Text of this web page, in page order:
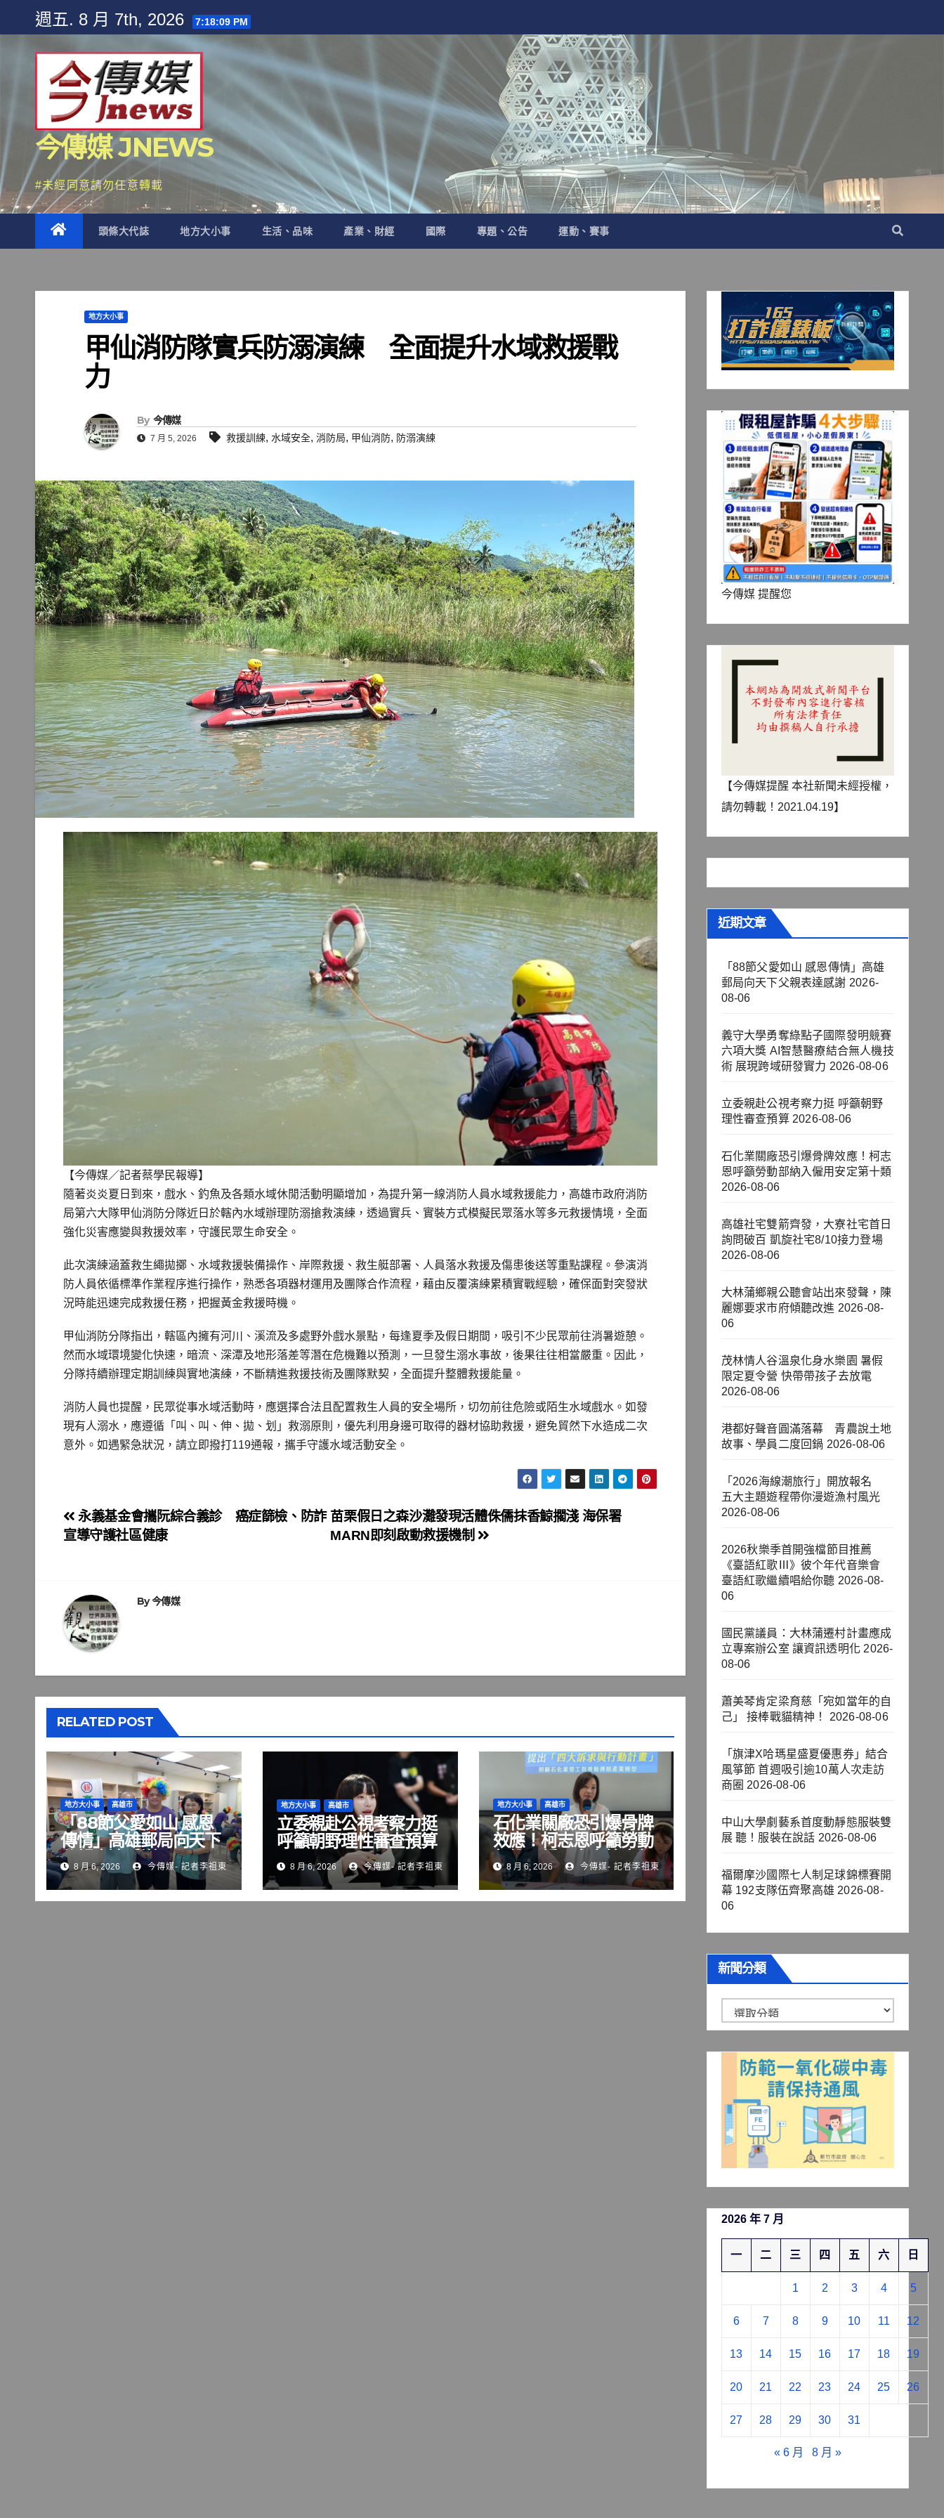
content
週五. 8 月 7th, 2026 7:18:11 PM
今傳媒 JNEWS
#未經同意請勿任意轉載
頭條大代誌 地方大小事 生活、品味 產業、財經 國際 專題、公告 運動、賽事
地方大小事
甲仙消防隊實兵防溺演練 全面提升水域救援戰
力
By 今傳媒
7 月 5, 2026 救援訓練, 水域安全, 消防局, 甲仙消防, 防溺演練
【今傳媒／記者蔡學民報導】
隨著炎炎夏日到來，戲水、釣魚及各類水域休閒活動明顯增加，為提升第一線消防人員水域救援能力，高雄市政府消防
局第六大隊甲仙消防分隊近日於轄內水域辦理防溺搶救演練，透過實兵、實裝方式模擬民眾落水等多元救援情境，全面
強化災害應變與救援效率，守護民眾生命安全。
此次演練涵蓋救生繩拋擲、水域救援裝備操作、岸際救援、救生艇部署、人員落水救援及傷患後送等重點課程。參演消
防人員依循標準作業程序進行操作，熟悉各項器材運用及團隊合作流程，藉由反覆演練累積實戰經驗，確保面對突發狀
況時能迅速完成救援任務，把握黃金救援時機。
甲仙消防分隊指出，轄區內擁有河川、溪流及多處野外戲水景點，每逢夏季及假日期間，吸引不少民眾前往消暑遊憩。
然而水域環境變化快速，暗流、深潭及地形落差等潛在危機難以預測，一旦發生溺水事故，後果往往相當嚴重。因此，
分隊持續辦理定期訓練與實地演練，不斷精進救援技術及團隊默契，全面提升整體救援能量。
消防人員也提醒，民眾從事水域活動時，應選擇合法且配置救生人員的安全場所，切勿前往危險或陌生水域戲水。如發
現有人溺水，應遵循「叫、叫、伸、拋、划」救溺原則，優先利用身邊可取得的器材協助救援，避免貿然下水造成二次
意外。如遇緊急狀況，請立即撥打119通報，攜手守護水域活動安全。
文
章
覽
苗栗假日之森沙灘發現活體侏儒抹香鯨擱淺 海保署
MARN即刻啟動救援機制
永義基金會攜阮綜合義診 癌症篩檢、防詐
宣導守護社區健康
By今傳媒
RELATED POST
地方大小事 高雄市
「88節父愛如山 感恩
傳情」高雄郵局向天下
父親表達感謝
8 月 6, 2026 今傳媒- 記者李祖東
地方大小事 高雄市
立委親赴公視考察力挺
呼籲朝野理性審查預算
8 月 6, 2026 今傳媒- 記者李祖東
地方大小事 高雄市
石化業關廠恐引爆骨牌
效應！柯志恩呼籲勞動
部納入僱用安定第十類
8 月 6, 2026 今傳媒- 記者李祖東
今傳媒 提醒您
【今傳媒提醒 本社新聞未經授權，
請勿轉載！2021.04.19】
近期文章
「88節父愛如山 感恩傳情」高雄
郵局向天下父親表達感謝 2026-
08-06
義守大學勇奪綠點子國際發明競賽
六項大獎 AI智慧醫療結合無人機技
術 展現跨域研發實力 2026-08-06
立委親赴公視考察力挺 呼籲朝野
理性審查預算 2026-08-06
石化業關廠恐引爆骨牌效應！柯志
恩呼籲勞動部納入僱用安定第十類
2026-08-06
高雄社宅雙箭齊發，大寮社宅首日
詢問破百 凱旋社宅8/10接力登場
2026-08-06
大林蒲鄉親公聽會站出來發聲，陳
麗娜要求市府傾聽改進 2026-08-
06
茂林情人谷溫泉化身水樂園 暑假
限定夏令營 快帶帶孩子去放電
2026-08-06
港都好聲音圓滿落幕 青農說土地
故事、學員二度回鍋 2026-08-06
「2026海線潮旅行」開放報名
五大主題遊程帶你漫遊漁村風光
2026-08-06
2026秋樂季首開強檔節目推薦
《臺語紅歌Ⅲ》彼个年代音樂會
臺語紅歌繼續唱給你聽 2026-08-
06
國民黨議員：大林蒲遷村計畫應成
立專案辦公室 讓資訊透明化 2026-
08-06
蕭美琴肯定梁育慈「宛如當年的自
己」 接棒戰貓精神！
2026-08-06
「旗津X哈瑪星盛夏優惠券」結合
風箏節 首週吸引逾10萬人次走訪
商圈 2026-08-06
中山大學劇藝系首度動靜態服裝雙
展 聽！服裝在說話 2026-08-06
福爾摩沙國際七人制足球錦標賽開
幕 192支隊伍齊聚高雄 2026-08-
06
新聞分類
聞
分
2026 年 7 月
一 二 三 四 五 六 日
1 2 3 4 5
6 7 8 9 10 11 12
13 14 15 16 17 18 19
20 21 22 23 24 25 26
27 28 29 30 31
« 6 月 8 月 »